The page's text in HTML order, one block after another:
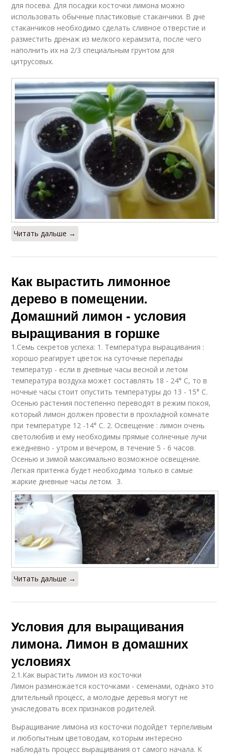
для посева. Для посадки косточки лимона можно
использовать обычные пластиковые стаканчики. В дне
стаканчиков необходимо сделать сливное отверстие и
разместить дренаж из мелкого керамзита, после чего
наполнить их на 2/3 специальным грунтом для
цитрусовых.
Читать дальше →
Как вырастить лимонное
дерево в помещении.
Домашний лимон - условия
выращивания в горшке
1.Семь секретов успеха: 1. Температура выращивания :
хорошо реагирует цветок на суточные перепады
температур - если в дневные часы весной и летом
температура воздуха может составлять 18 - 24° С, то в
ночные часы стоит опустить температуры до 13 - 15° С.
Осенью растения постепенно переводят в режим покоя,
который лимон должен провести в прохладной комнате
при температуре 12 -14° С. 2. Освещение : лимон очень
светолюбив и ему необходимы прямые солнечные лучи
ежедневно - утром и вечером, в течение 5 - 6 часов.
Осенью и зимой максимально возможное освещение.
Легкая притенка будет необходима только в самые
жаркие дневные часы летом. 3.
Читать дальше →
Условия для выращивания
лимона. Лимон в домашних
условиях
2.1.Как вырастить лимон из косточки
Лимон размножается косточками - семенами, однако это
длительный процесс, а молодые деревья могут не
унаследовать всех признаков родителей.
Выращивание лимона из косточки подойдет терпеливым
и любопытным цветоводам, которым интересно
наблюдать процесс выращивания от самого начала. К